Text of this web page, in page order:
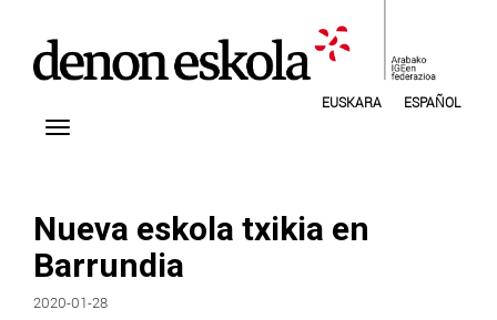
EUSKARA ESPAÑOL
Nueva eskola txikia en
Barrundia
2020-01-28